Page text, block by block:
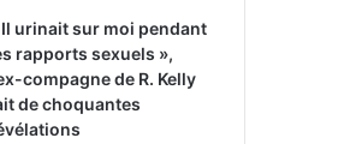
Il urinait sur moi pendant
rapports sexuels »,
compagne de R. Kelly
de choquantes